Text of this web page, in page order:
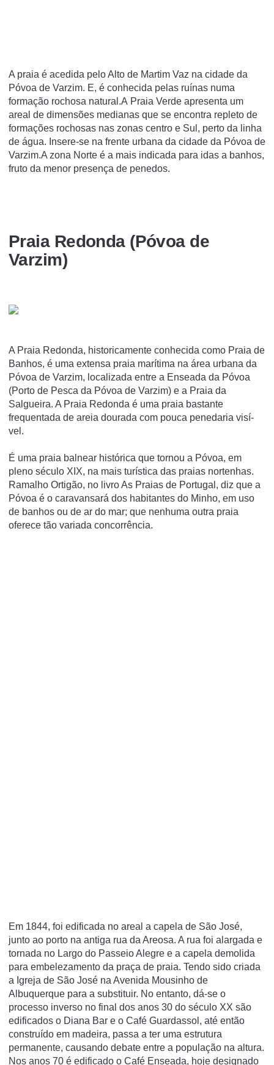
A praia é acedida pelo Alto de Martim Vaz na cidade da
Póvoa de Varzim. E, é conhecida pelas ruí­nas numa
formação rochosa natural.A Praia Verde apresenta um
areal de dimensões medianas que se encontra repleto de
formações rochosas nas zonas centro e Sul, perto da linha
de água. Insere-se na frente urbana da cidade da Póvoa de
Varzim.A zona Norte é a mais indicada para idas a banhos,
fruto da menor presença de penedos.
Praia Redonda (Póvoa de
Varzim)
A Praia Redonda, historicamente conhecida como Praia de
Banhos, é uma extensa praia marí­tima na área urbana da
Póvoa de Varzim, localizada entre a Enseada da Póvoa
(Porto de Pesca da Póvoa de Varzim) e a Praia da
Salgueira. A Praia Redonda é uma praia bastante
frequentada de areia dourada com pouca penedaria visí­
vel.
É uma praia balnear histórica que tornou a Póvoa, em
pleno século XIX, na mais turí­stica das praias nortenhas.
Ramalho Ortigão, no livro As Praias de Portugal, diz que a
Póvoa é o caravansará dos habitantes do Minho, em uso
de banhos ou de ar do mar; que nenhuma outra praia
oferece tão variada concorrência.
Em 1844, foi edificada no areal a capela de São José,
junto ao porto na antiga rua da Areosa. A rua foi alargada e
tornada no Largo do Passeio Alegre e a capela demolida
para embelezamento da praça de praia. Tendo sido criada
a Igreja de São José na Avenida Mousinho de
Albuquerque para a substituir. No entanto, dá-se o
processo inverso no final dos anos 30 do século XX são
edificados o Diana Bar e o Café Guardassol, até então
construí­do em madeira, passa a ter uma estrutura
permanente, causando debate entre a população na altura.
Nos anos 70 é edificado o Café Enseada, hoje designado